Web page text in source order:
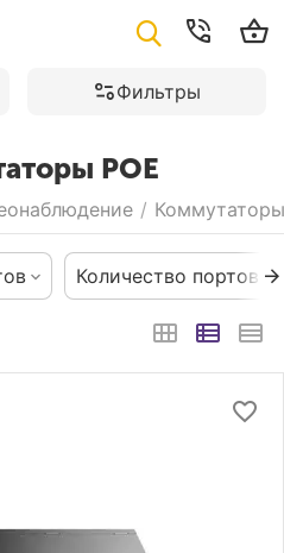
Фильтры
POE
/
Количество портов